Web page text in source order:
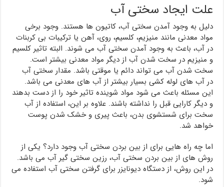
علت ایجاد سختی آب
دلیل به وجود آمدن سختی آب، کاتیون ها هستند. وجود برخی
مواد معدنی مانند منیزیم، کلسیم، روی، آهن یا ترکیبات بی کربنات
در آب، باعث به وجود آمدن سختی آب می شوند. البته تاثیر کلسیم
و منیزیم در سخت شدن آب از دیگر مواد معدنی بیشتر است.
سخت شدن آب می تواند دائم یا موقتی باشد. مقدار سختی آب
در آب های لوله کشی بسیار بیشتر از آب های معدنی می باشد.
این مسئله باعث می شود مواد شوینده تاثیر خود را از دست بدهند
و دیگر کارایی قبل را نداشته باشند. علاوه بر این، استفاده از آب
سخت برای شستشوی بدن، باعث پیری و خشک شدن پوست
خواهد شد.
اما چه راه هایی برای از بین بردن سختی آب وجود دارد؟ یکی از
روش های از بین بردن سختی آب، رزین سختی گیر آب می باشد.
در این روش، از دستگاه دیونایزر برای گرفتن سختی آب استفاده می
شود.